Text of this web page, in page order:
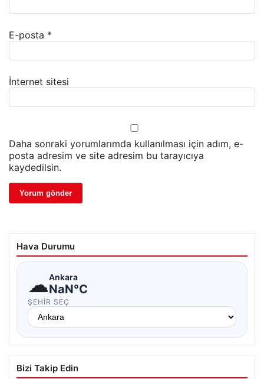
E-posta *
İnternet sitesi
Daha sonraki yorumlarımda kullanılması için adım, e-
posta adresim ve site adresim bu tarayıcıya
kaydedilsin.
Hava Durumu
☁Ankara
NaN°C
ŞEHIR SEÇ
Bizi Takip Edin